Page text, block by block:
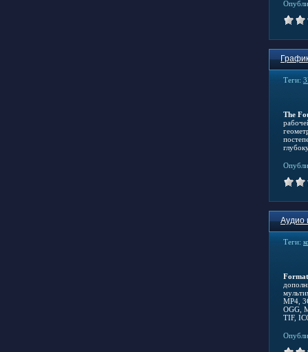
Теги:
The
Аудио
Теги:
MP4,
OGG,
TIF,